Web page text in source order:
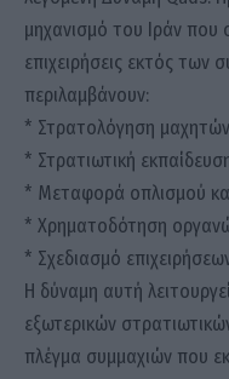
μηχανισμό του Ιράν που
επιχειρήσεις εκτός των
περιλαμβάνουν:
* Στρατολόγηση
* Στρατιωτική
* Μεταφορά οπλισμού
* Χρηματοδότηση
* Σχεδιασμό
Η δύναμη αυτή
εξωτερικών
πλέγμα συμμαχιών που